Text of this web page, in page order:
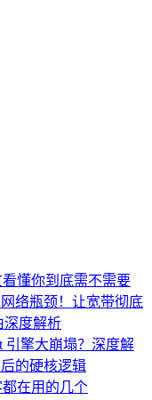
懂你到底需不需要
络瓶颈！让宽带彻底
深度解析
引擎大崩塌？深度解
的硬核逻辑
在用的几个